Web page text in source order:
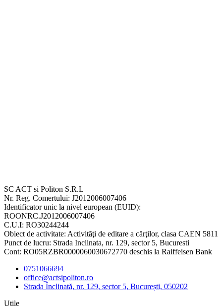
SC ACT si Politon S.R.L
Nr. Reg. Comertului: J2012006007406
Identificator unic la nivel european (EUID):
ROONRC.J2012006007406
C.U.I: RO30244244
Obiect de activitate: Activităţi de editare a cărţilor, clasa CAEN 5811
Punct de lucru: Strada Inclinata, nr. 129, sector 5, Bucuresti
Cont: RO05RZBR0000060030672770 deschis la Raiffeisen Bank
0751066694
office@actsipoliton.ro
Strada Înclinată, nr. 129, sector 5, București, 050202
Utile